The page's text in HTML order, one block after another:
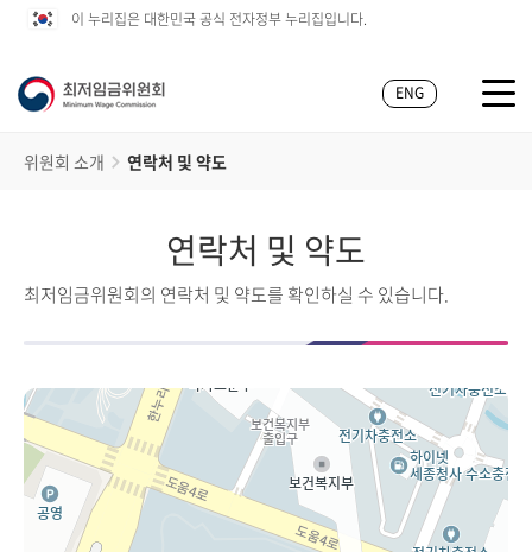
이 누리집은 대한민국 공식 전자정부 누리집입니다.
ENG
위원회 소개 연락처 및 약도
연락처 및 약도
최저임금위원회의 연락처 및 약도를 확인하실 수 있습니다.